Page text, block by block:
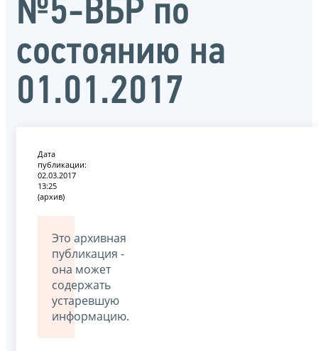
№5-ВБР по
состоянию на
01.01.2017
Дата
публикации:
02.03.2017
13:25
(архив)
Это архивная
публикация -
она может
содержать
устаревшую
информацию.